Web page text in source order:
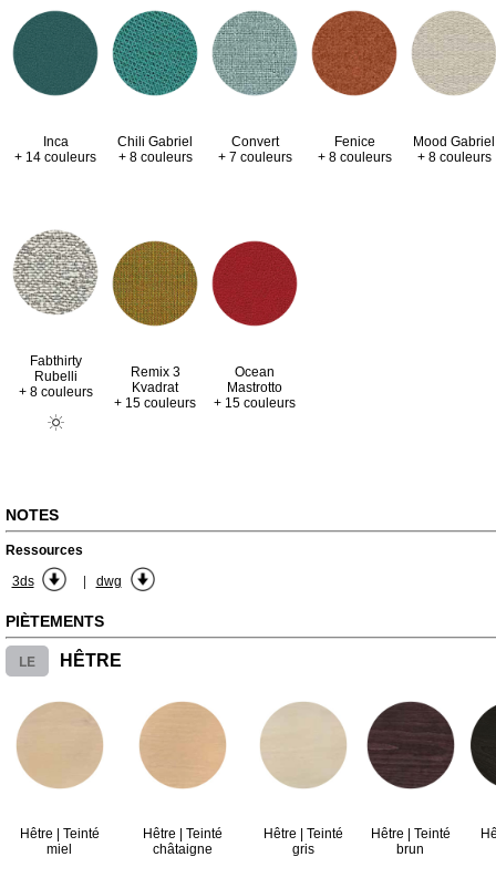
Inca
+ 14 couleurs
Chili Gabriel
+ 8 couleurs
Convert
+ 7 couleurs
Fenice
+ 8 couleurs
Mood Gabriel
+ 8 couleurs
Fabthirty
Rubelli
+ 8 couleurs
Remix 3
Kvadrat
+ 15 couleurs
Ocean
Mastrotto
+ 15 couleurs
NOTES
Ressources
3ds
| dwg
PIÈTEMENTS
LE HÊTRE
Hêtre | Teinté
miel
Hêtre | Teinté
châtaigne
Hêtre | Teinté
gris
Hêtre | Teinté
brun